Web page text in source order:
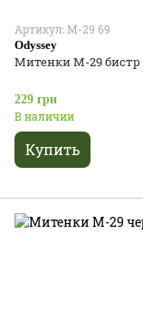
Артикул: М-29 69
Odyssey
Митенки М-29 бистр
229 грн
В наличии
Купить